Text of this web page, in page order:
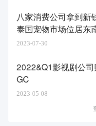
八家消费公司拿到新
泰国宠物市场位居东
2023-07-30
2022&Q1影视剧公
GC
2023-05-08